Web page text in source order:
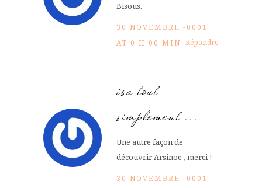
Bisous.
30 NOVEMBRE -0001
AT 0 H 00 MIN Répondre
isa tout
simplement ...
Une autre façon de
découvrir Arsinoe , merci !
30 NOVEMBRE -0001